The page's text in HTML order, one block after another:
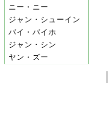
ニー・ニー
ジャン・シューイン
バイ・バイホ
ジャン・シン
ヤン・ズー